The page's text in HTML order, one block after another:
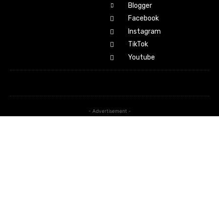
Blogger
Facebook
Instagram
TikTok
Youtube
- Advertisement -